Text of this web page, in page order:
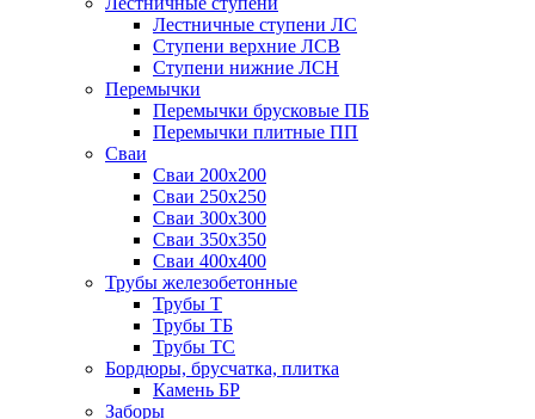
Лестничные ступени ЛС
Ступени верхние ЛСВ
Ступени нижние ЛСН
Перемычки
Перемычки брусковые ПБ
Перемычки плитные ПП
Сваи
Сваи 200х200
Сваи 250х250
Сваи 300х300
Сваи 350х350
Сваи 400х400
Трубы железобетонные
Трубы Т
Трубы ТБ
Трубы ТС
Бордюры, брусчатка, плитка
Камень БР
Заборы